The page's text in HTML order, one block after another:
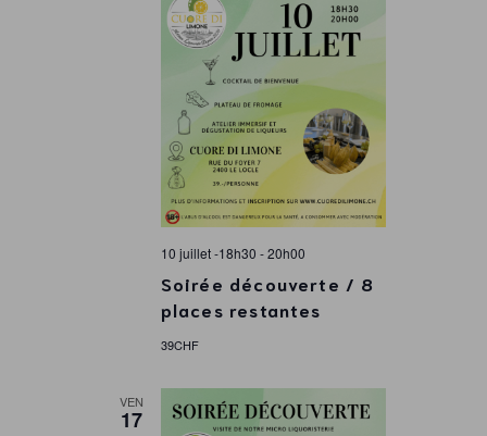
Soirée découverte / 8
places restantes
10 juillet -18h30 -20h00
39CHF
VEN
17